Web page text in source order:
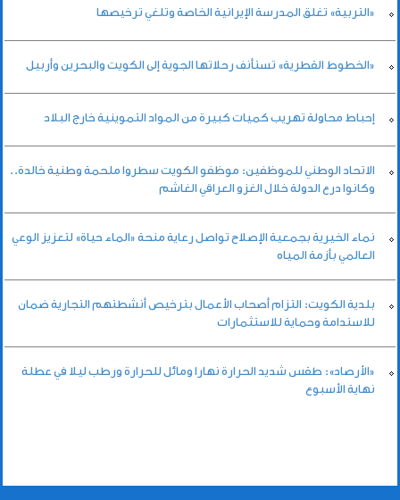
«التربية» تغلق المدرسة الإيرانية الخاصة وتلغي ترخيصها
«الخطوط القطرية» تستأنف رحلاتها الجوية إلى الكويت والبحرين وأربيل
إحباط محاولة تهريب كميات كبيرة من المواد التموينية خارج البلاد
الاتحاد الوطني للموظفين: موظفو الكويت سطروا ملحمة وطنية خالدة..
وكانوا درع الدولة خلال الغزو العراقي الغاشم
نماء الخيرية بجمعية الإصلاح تواصل رعاية منحة «الماء حياة» لتعزيز الوعي
العالمي بأزمة المياه
بلدية الكويت: التزام أصحاب الأعمال بترخيص أنشطتهم التجارية ضمان
للاستدامة وحماية للاستثمارات
«الأرصاد»: طقس شديد الحرارة نهارا ومائل للحرارة ورطب ليلا في عطلة
نهاية الأسبوع